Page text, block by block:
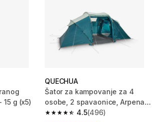
g (x5)
138 Recenzije
QUECHUA
Šator za kampovanje za 4
osobe, 2 spavaonice, Arpenaz
4.2
4.5
4.5 od 5 zvezdica from 496
(496)